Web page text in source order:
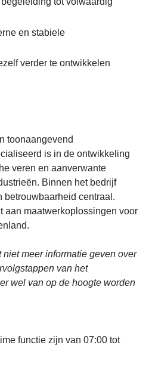
en stabiele
verder te ontwikkelen
toonaangevend
is in de ontwikkeling
veren en aanverwante
Binnen het bedrijf
betrouwbaarheid centraal.
aan maatwerkoplossingen voor
meer informatie geven over
van het
wel van op de hoogte worden
functie zijn van 07:00 tot